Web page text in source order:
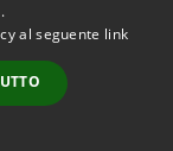
© 2026 •
al seguente link